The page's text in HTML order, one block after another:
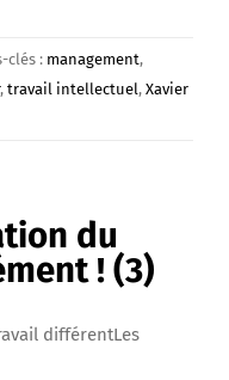
clés : management,
, travail intellectuel, Xavier
du
! (3)
différentLes